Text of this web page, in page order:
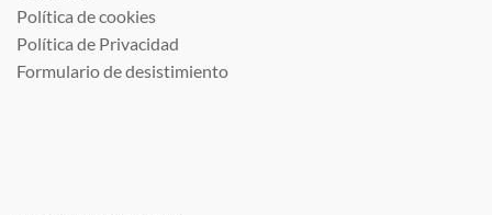
Política de cookies
Política de Privacidad
Formulario de desistimiento